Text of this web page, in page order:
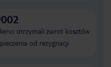
otrzymali zwrot kosztów
od rezygnacji